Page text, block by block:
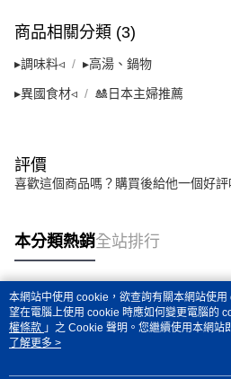
商品相關分類 (3)
▸調味料◃ ▸高湯、鍋物
▸異國食材◃ 🎎日本主婦推薦
評價
喜歡這個商品嗎？購買後給他一個好評
本分類熱銷全站排行
熱門標籤
本網站中使用 cookie，欲查詢有關本網站使
望在電腦上使用 cookie 時應如何變更電腦的
權條款 」之 Cookie 聲明。您繼續使用本網站
用條款之 Cookie 聲明使用 cookie。
了解更多 >